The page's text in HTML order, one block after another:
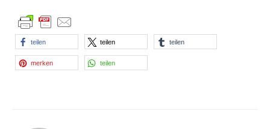
teilen teilen teilen
merken teilen